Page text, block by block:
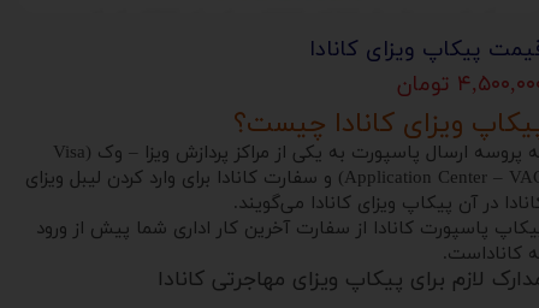
پیکاپ ویزای کانادا
تومان
ویزای کانادا چیست؟
به پروسه ارسال پاسپورت به یکی از مراکز پردازش ویزا – وک (Visa
Application Center – VAC) و سفارت کانادا برای وارد کردن لیبل ویزای
در آن پیکاپ ویزای کانادا می‌گویند.
پاسپورت کانادا از سفارت آخرین کار اداری شما پیش از ورود
کاناداست.
لازم برای پیکاپ ویزای مهاجرتی کانادا